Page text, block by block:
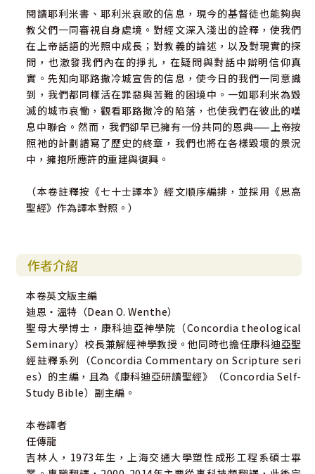
閱讀耶利米書、耶利米哀歌的信息，現今的基督徒也能夠與
教父們一同審視自身處境。對經文深入淺出的詮釋，使我們
在上帝話語的光照中成長；對教義的論述，以及對現實的探
問，也激發我們內在的掙扎，在疑問與對話中辯明信仰真
實。先知向耶路撒冷城宣告的信息，使今日的我們一同意識
到，我們都同樣活在罪惡與苦難的困境中。一如耶利米為毀
滅的城市哀慟，觀看耶路撒冷的陷落，也使我們在彼此的嘆
息中聯合。然而，我們卻早已擁有一份共同的恩典——上帝按
照祂的計劃譜寫了歷史的終章，我們也將在各樣毀壞的景況
中，擁抱所應許的重建與復興。
（本卷註釋按《七十士譯本》經文順序編排，並採用《思高
聖經》作為譯本對照。）
作者介紹
本卷英文版主編
迪恩‧溫特（Dean O. Wenthe）
聖母大學博士，康科迪亞神學院（Concordia theological
Seminary）校長兼解經神學教授。他同時也擔任康科迪亞聖
經註釋系列（Concordia Commentary on Scripture seri
es）的主編，且為《康科迪亞研讀聖經》（Concordia Self-
Study Bible）副主編。
本卷譯者
任傳龍
吉林人，1973年生，上海交通大學塑性成形工程系碩士畢